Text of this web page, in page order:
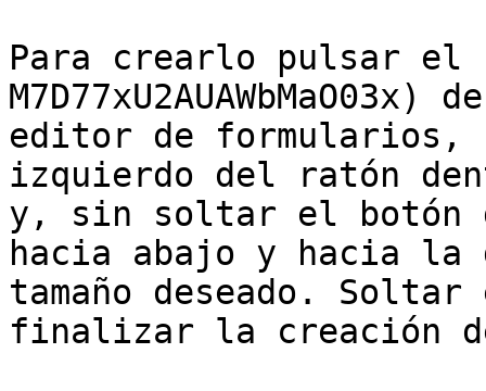
Para crearlo pulsar
editor de formularios,
izquierdo del ratón
y, sin soltar el botón
hacia abajo y hacia la
tamaño deseado.
finalizar la creación